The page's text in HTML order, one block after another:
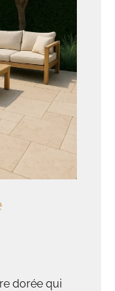
dorée qui